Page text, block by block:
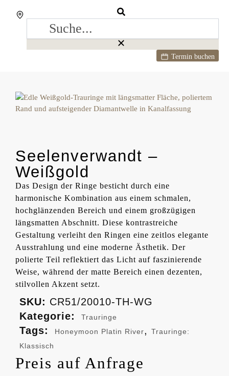
Termin buchen
Seelenverwandt –
Weißgold
Das Design der Ringe besticht durch eine
harmonische Kombination aus einem schmalen,
hochglänzenden Bereich und einem großzügigen
längsmatten Abschnitt. Diese kontrastreiche
Gestaltung verleiht den Ringen eine zeitlos elegante
Ausstrahlung und eine moderne Ästhetik. Der
polierte Teil reflektiert das Licht auf faszinierende
Weise, während der matte Bereich einen dezenten,
stilvollen Akzent setzt.
SKU: CR51/20010-TH-WG
Kategorie:
Trauringe
Tags: Honeymoon Platin River,
Trauringe:
Klassisch
Preis auf Anfrage